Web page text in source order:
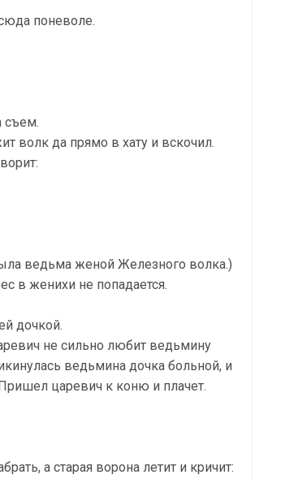
поневоле.
съем.
волк да прямо в хату и вскочил.
ведьма женой Железного волка.)
в женихи не попадается.
дочкой.
не сильно любит ведьмину
ведьмина дочка больной, и
царевич к коню и плачет.
а старая ворона летит и кричит: